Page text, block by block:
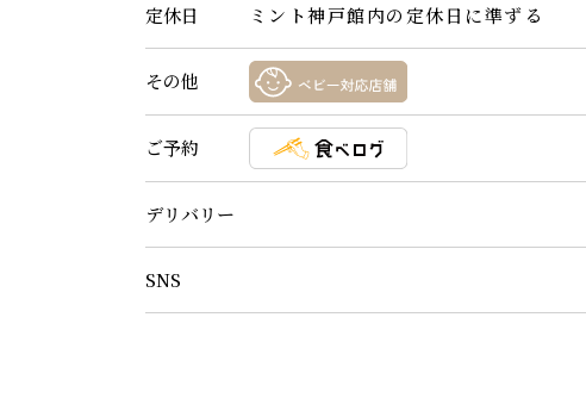
定休日 ミント神戸館内の定休日に準ずる
その他
ご予約
デリバリー
SNS